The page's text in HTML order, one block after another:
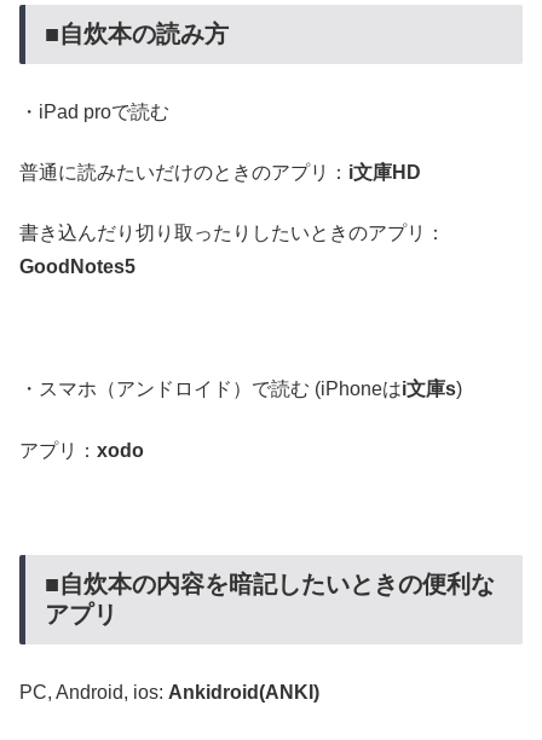
■自炊本の読み方
・iPad proで読む
普通に読みたいだけのときのアプリ： i文庫HD
書き込んだり切り取ったりしたいときのアプリ：
GoodNotes5
・スマホ（アンドロイド）で読む (iPhoneはi文庫s)
アプリ： xodo
■自炊本の内容を暗記したいときの便利な
アプリ
PC, Android, ios: Ankidroid(ANKI)